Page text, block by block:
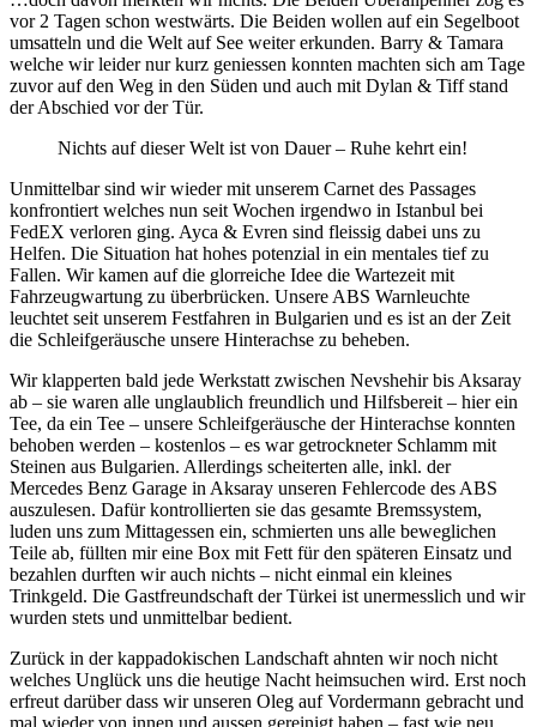
vor 2 Tagen schon westwärts. Die Beiden wollen auf ein Segelboot
umsatteln und die Welt auf See weiter erkunden. Barry & Tamara
welche wir leider nur kurz geniessen konnten machten sich am Tage
zuvor auf den Weg in den Süden und auch mit Dylan & Tiff stand
der Abschied vor der Tür.
Nichts auf dieser Welt ist von Dauer – Ruhe kehrt ein!
Unmittelbar sind wir wieder mit unserem Carnet des Passages
konfrontiert welches nun seit Wochen irgendwo in Istanbul bei
FedEX verloren ging. Ayca & Evren sind fleissig dabei uns zu
Helfen. Die Situation hat hohes potenzial in ein mentales tief zu
Fallen. Wir kamen auf die glorreiche Idee die Wartezeit mit
Fahrzeugwartung zu überbrücken. Unsere ABS Warnleuchte
leuchtet seit unserem Festfahren in Bulgarien und es ist an der Zeit
die Schleifgeräusche unsere Hinterachse zu beheben.
Wir klapperten bald jede Werkstatt zwischen Nevshehir bis Aksaray
ab – sie waren alle unglaublich freundlich und Hilfsbereit – hier ein
Tee, da ein Tee – unsere Schleifgeräusche der Hinterachse konnten
behoben werden – kostenlos – es war getrockneter Schlamm mit
Steinen aus Bulgarien. Allerdings scheiterten alle, inkl. der
Mercedes Benz Garage in Aksaray unseren Fehlercode des ABS
auszulesen. Dafür kontrollierten sie das gesamte Bremssystem,
luden uns zum Mittagessen ein, schmierten uns alle beweglichen
Teile ab, füllten mir eine Box mit Fett für den späteren Einsatz und
bezahlen durften wir auch nichts – nicht einmal ein kleines
Trinkgeld. Die Gastfreundschaft der Türkei ist unermesslich und wir
wurden stets und unmittelbar bedient.
Zurück in der kappadokischen Landschaft ahnten wir noch nicht
welches Unglück uns die heutige Nacht heimsuchen wird. Erst noch
erfreut darüber dass wir unseren Oleg auf Vordermann gebracht und
mal wieder von innen und aussen gereinigt haben – fast wie neu.